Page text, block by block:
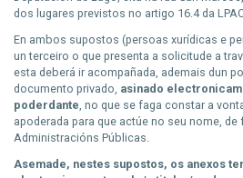
dos lugares previstos no artigo 16.4 da
En ambos supostos (persoas xurídicas e
un terceiro o que presenta a solicitude a
esta deberá ir acompañada, ademais dun
documento privado, asinado
poderdante, no que se faga constar a
apoderada para que actúe no seu nome,
Administracións Públicas.
Asemade, nestes supostos, os anexos